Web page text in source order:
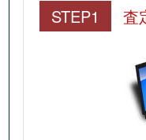
STEP1 査